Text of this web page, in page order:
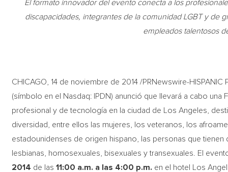
El formato innovador del evento conecta a los
discapacidades, integrantes de la comunidad LGBT y de
empleados talentosos
CHICAGO, 14 de noviembre de 2014 /PRNewswire-HISPANIC
(símbolo en el Nasdaq: IPDN) anunció que llevará a cabo
profesional y de tecnología en la ciudad de Los Angeles,
diversidad, entre ellos las mujeres, los veteranos, los
estadounidenses de origen hispano, las personas que
lesbianas, homosexuales, bisexuales y transexuales. El
2014 de las11:00 a.m. a las 4:00 p.m. en el hotel Los